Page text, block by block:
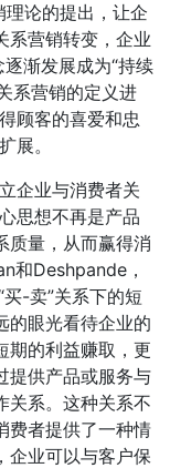
论的提出，让企
系营销转变，企业
渐发展成为“持续
系营销的定义进
顾客的喜爱和忠
展。
企业与消费者关
思想不再是产品
质量，从而赢得消
和Deshpande，
-卖”关系下的短
的眼光看待企业的
期的利益赚取，更
提供产品或服务与
关系。这种关系不
费者提供了一种情
企业可以与客户保